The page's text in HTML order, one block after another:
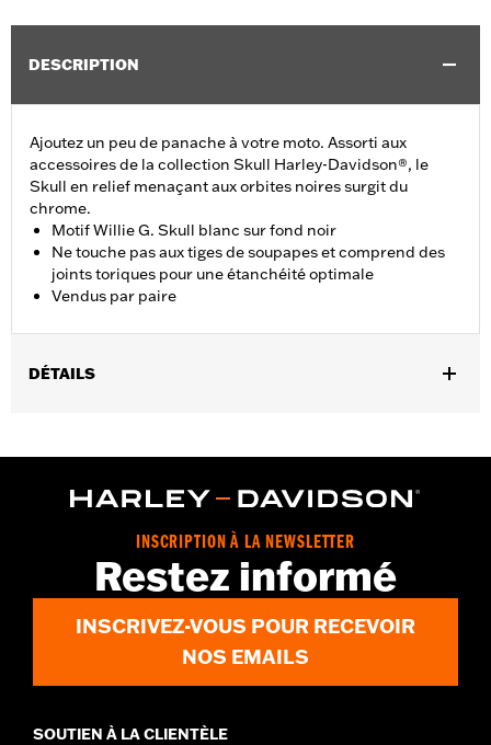
DESCRIPTION
Ajoutez un peu de panache à votre moto. Assorti aux
accessoires de la collection Skull Harley-Davidson®, le
Skull en relief menaçant aux orbites noires surgit du
chrome.
Motif Willie G. Skull blanc sur fond noir
Ne touche pas aux tiges de soupapes et comprend des
joints toriques pour une étanchéité optimale
Vendus par paire
DÉTAILS
Dans la boîte: 2 capuchons de tige de valve
INSCRIPTION À LA NEWSLETTER
Restez informé
INSCRIVEZ-VOUS POUR RECEVOIR
NOS EMAILS
SOUTIEN À LA CLIENTÈLE